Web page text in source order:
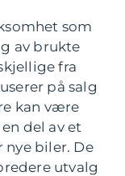
som
av brukte
fra
på salg
kan være
del av et
nye biler. De
utvalg